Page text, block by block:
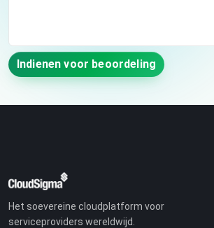
Indienen voor beoordeling
Het soevereine cloudplatform voor
serviceproviders wereldwijd.